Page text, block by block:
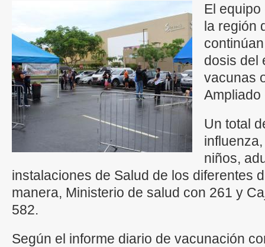
El
la región
dosis del
vacunas
Ampliado
Un total
niños,
instalaciones de Salud de los diferentes
manera, Ministerio de salud con 261 y
582.
Según el informe diario de vacunación